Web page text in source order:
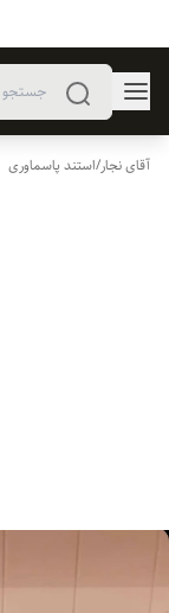
آقای نجار/استند پاسماوری